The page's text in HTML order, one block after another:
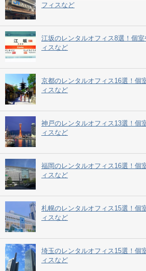
フィスなど
江坂のレンタルオフィス8選！個
ィスなど
京都のレンタルオフィス16選！個
ィスなど
神戸のレンタルオフィス13選！個
ィスなど
福岡のレンタルオフィス16選！個
ィスなど
札幌のレンタルオフィス15選！個
ィスなど
埼玉のレンタルオフィス15選！個
ィスなど